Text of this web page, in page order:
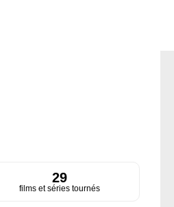
29
films et séries tournés